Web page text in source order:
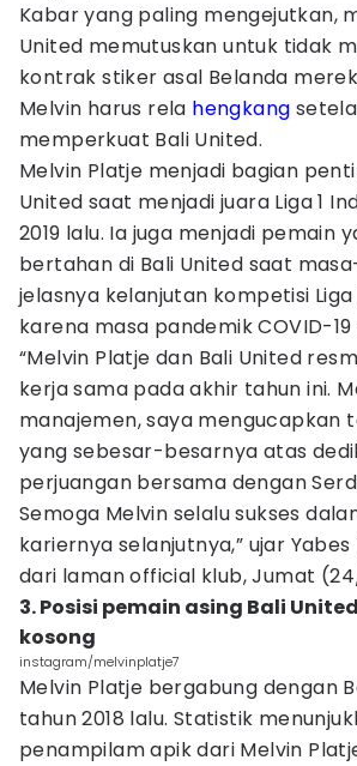
Kabar yang paling mengejutkan,
United memutuskan untuk tidak
kontrak stiker asal Belanda
Melvin harus rela hengkang
memperkuat Bali United.
Melvin Platje menjadi bagian
United saat menjadi juara Liga 1
2019 lalu. Ia juga menjadi pemain
bertahan di Bali United saat
jelasnya kelanjutan kompetisi
karena masa pandemik COVID-
“Melvin Platje dan Bali United
kerja sama pada akhir tahun ini.
manajemen, saya mengucapkan
yang sebesar-besarnya atas
perjuangan bersama dengan
Semoga Melvin selalu sukses
kariernya selanjutnya,” ujar
dari laman official klub, Jumat
3. Posisi pemain asing Bali
kosong
instagram/melvinplatje7
Melvin Platje bergabung dengan
tahun 2018 lalu. Statistik
penampilam apik dari Melvin